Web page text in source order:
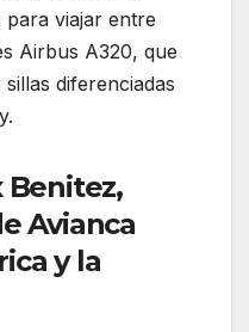
para viajar entre
Airbus A320, que
diferenciadas
Benitez,
Avianca
y la